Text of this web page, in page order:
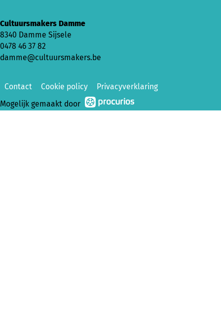
Cultuursmakers Damme
8340 Damme Sijsele
0478 46 37 82
damme@cultuursmakers.be
Contact Cookie policy
Privacyverklaring
Mogelijk gemaakt door